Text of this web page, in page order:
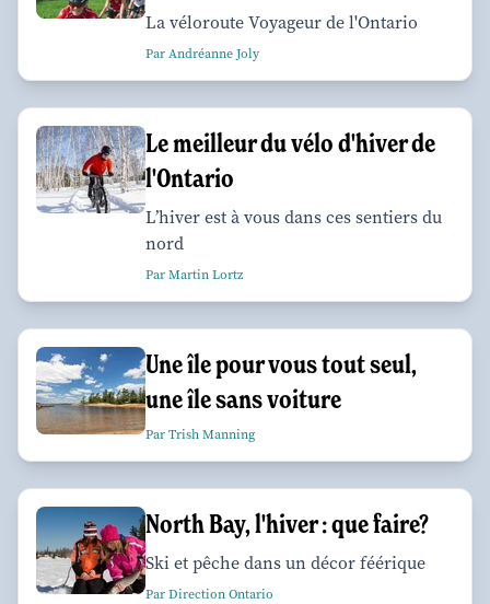
La véloroute Voyageur de l'Ontario
Par Andréanne Joly
Le meilleur du vélo d'hiver de
l'Ontario
L’hiver est à vous dans ces sentiers du
nord
Par Martin Lortz
Une île pour vous tout seul,
une île sans voiture
Par Trish Manning
North Bay, l'hiver : que faire?
Ski et pêche dans un décor féérique
Par Direction Ontario